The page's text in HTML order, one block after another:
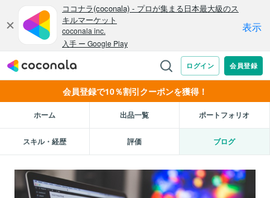
会員登録で10％割引クーポンを獲得！
ホーム 出品一覧 ポートフォリオ
スキル・経歴 評価 ブログ